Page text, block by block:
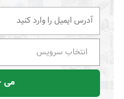
انتخاب سرویس
می